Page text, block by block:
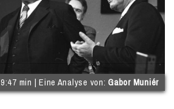
9:47 min | Eine Analyse von:Gabor Muniér